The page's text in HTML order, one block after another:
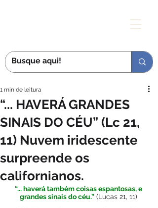
“... HAVERÁ GRANDES
SINAIS DO CÉU” (Lc 21,
11) Nuvem iridescente
surpreende os
californianos.
1 min de leitura
“... haverá também coisas espantosas, e
grandes sinais do céu.” (Lucas 21, 11)